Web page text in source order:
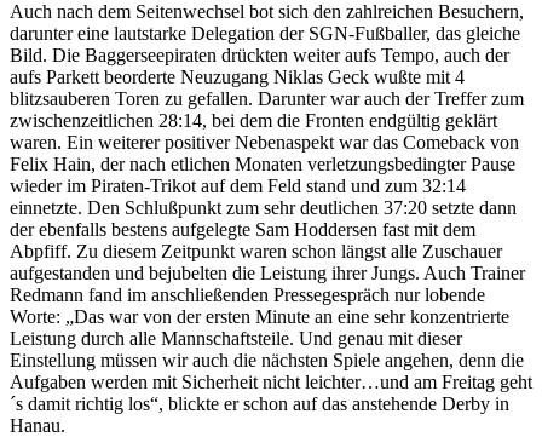
Auch nach dem Seitenwechsel bot sich den zahlreichen Besuchern,
darunter eine lautstarke Delegation der SGN-Fußballer, das gleiche
Bild. Die Baggerseepiraten drückten weiter aufs Tempo, auch der
aufs Parkett beorderte Neuzugang Niklas Geck wußte mit 4
blitzsauberen Toren zu gefallen. Darunter war auch der Treffer zum
zwischenzeitlichen 28:14, bei dem die Fronten endgültig geklärt
waren. Ein weiterer positiver Nebenaspekt war das Comeback von
Felix Hain, der nach etlichen Monaten verletzungsbedingter Pause
wieder im Piraten-Trikot auf dem Feld stand und zum 32:14
einnetzte. Den Schlußpunkt zum sehr deutlichen 37:20 setzte dann
der ebenfalls bestens aufgelegte Sam Hoddersen fast mit dem
Abpfiff. Zu diesem Zeitpunkt waren schon längst alle Zuschauer
aufgestanden und bejubelten die Leistung ihrer Jungs. Auch Trainer
Redmann fand im anschließenden Pressegespräch nur lobende
Worte: „Das war von der ersten Minute an eine sehr konzentrierte
Leistung durch alle Mannschaftsteile. Und genau mit dieser
Einstellung müssen wir auch die nächsten Spiele angehen, denn die
Aufgaben werden mit Sicherheit nicht leichter…und am Freitag geht
´s damit richtig los“, blickte er schon auf das anstehende Derby in
Hanau.